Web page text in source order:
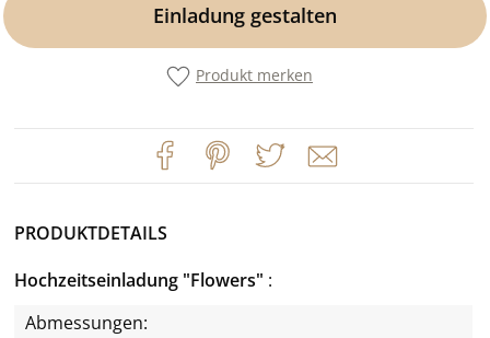
Einladung gestalten
Produkt merken
PRODUKTDETAILS
Hochzeitseinladung "Flowers"
Abmessungen: